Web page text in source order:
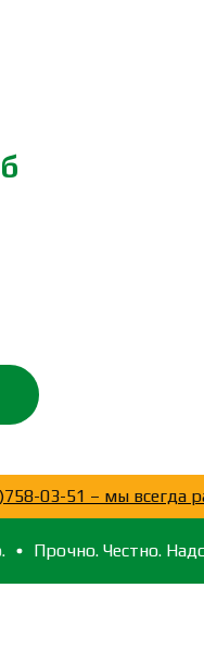
8(921)758-03-51 – мы
Честно. Надолго.